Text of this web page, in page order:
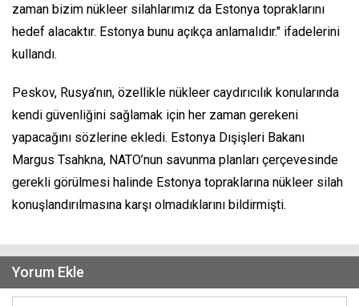
zaman bizim nükleer silahlarımız da Estonya topraklarını
hedef alacaktır. Estonya bunu açıkça anlamalıdır." ifadelerini
kullandı.
Peskov, Rusya’nın, özellikle nükleer caydırıcılık konularında
kendi güvenliğini sağlamak için her zaman gerekeni
yapacağını sözlerine ekledi. Estonya Dışişleri Bakanı
Margus Tsahkna, NATO’nun savunma planları çerçevesinde
gerekli görülmesi halinde Estonya topraklarına nükleer silah
konuşlandırılmasına karşı olmadıklarını bildirmişti.
Yorum Ekle